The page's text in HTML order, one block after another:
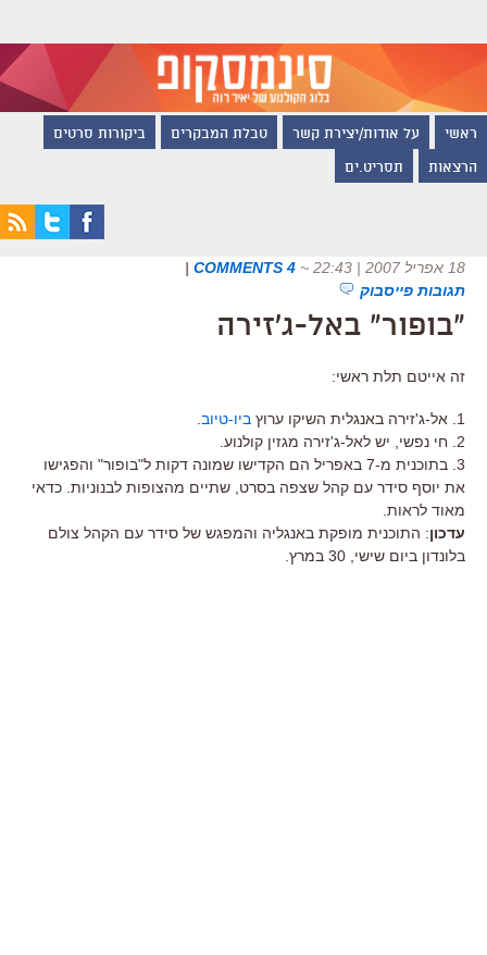
ראשי על אודות/יצירת קשר טבלת המבקרים ביקורות סרטים
הרצאות תסריט.ים
18 אפריל 2007 | 22:43 ~
4 COMMENTS
|
תגובות פייסבוק
"בופור" באל-ג'זירה
זה אייטם תלת ראשי:
1. אל-ג'זירה באנגלית השיקו ערוץ ביו-טיוב
2. חי נפשי, יש לאל-ג'זירה מגזין קולנוע.
3. בתוכנית מ-7 באפריל הם הקדישו שמונה דקות ל"בופור" והפגישו
את יוסף סידר עם קהל שצפה בסרט, שתיים מהצופות לבנוניות. כדאי
מאוד לראות.
עדכון: התוכנית מופקת באנגליה והמפגש של סידר עם הקהל צולם
בלונדון ביום שישי, 30 במרץ.